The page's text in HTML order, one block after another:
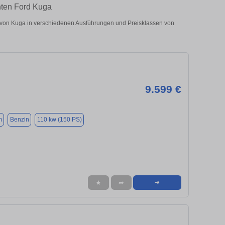
Ford Kuga
Kuga in verschiedenen Ausführungen und Preisklassen von
9.599 €
Benzin 110 kw (150 PS)
★ ➦ ➜